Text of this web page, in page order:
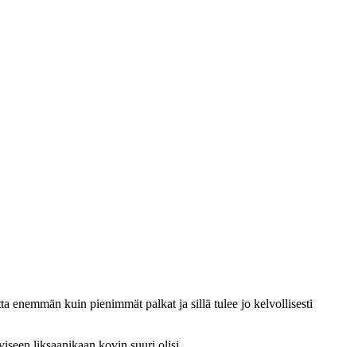
enemmän kuin pienimmät palkat ja sillä tulee jo kelvollisesti